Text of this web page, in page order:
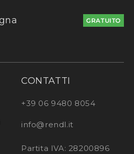
GRATUITO
CONTATTI
+39 06 9480 8054
info@rendl.it
Partita IVA: 28200896